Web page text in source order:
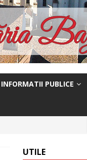
INFORMATII PUBLICE
UTILE